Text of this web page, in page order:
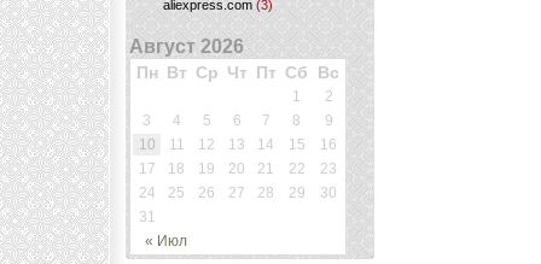
aliexpress.com (3)
Август 2026
Пн Вт Ср Чт Пт Сб Вс
« Июл
1
2
3
4 5 6 7 8
9
10
11 12 13 14 15
16
17
18 19 20 21 22
23
24
25 26 27 28 29
30
31